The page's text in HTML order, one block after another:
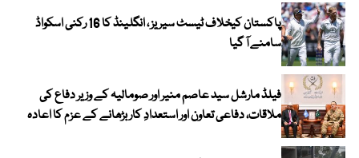
پاکستان کیخلاف ٹیسٹ سیریز ، انگلینڈ کا 16 رکنی اسکواڈ
سامنے آ گیا
فیلڈ مارشل سید عاصم منیر اور صومالیہ کے وزیر دفاع کی
ملاقات، دفاعی تعاون اور استعدادِ کار بڑھانے کے عزم کا اعادہ